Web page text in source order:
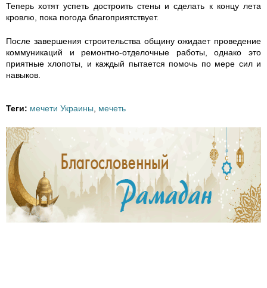
t
e
.
p
g
Теперь хотят успеть достроить стены и сделать к концу лета
кровлю, пока погода благоприятствует.
После завершения строительства общину ожидает проведение
коммуникаций и ремонтно-отделочные работы, однако это
приятные хлопоты, и каждый пытается помочь по мере сил и
навыков.
Теги: мечети Украины мечеть